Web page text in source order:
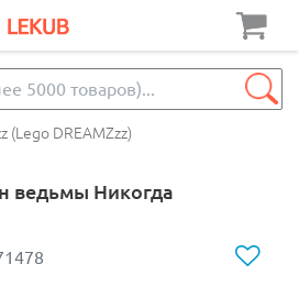
(Lego DREAMZzz)
ведьмы Никогда